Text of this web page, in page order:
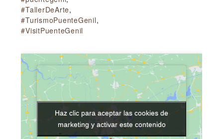
#TallerDeArte,
#TurismoPuenteGenil,
#VisitPuenteGenil
Haz clic para aceptar las cookies de
marketing y activar este contenido
Haz clic para aceptar las cookies de
marketing y activar este contenido